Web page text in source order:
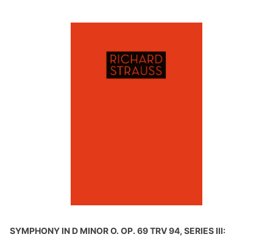
SYMPHONY IN D MINOR O. OP. 69 TRV 94, SERIES III: